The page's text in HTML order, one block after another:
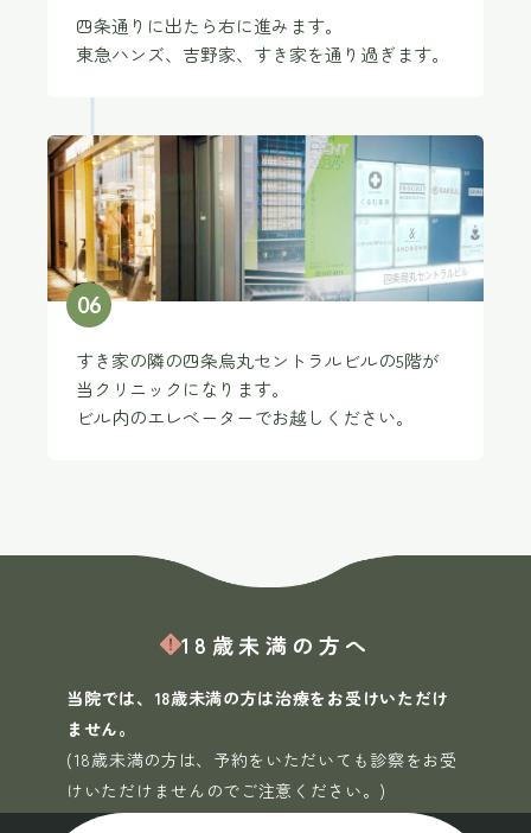
四条通りに出たら右に進みます。
東急ハンズ、吉野家、すき家を通り過ぎます。
06
すき家の隣の四条烏丸セントラルビルの5階が
当クリニックになります。
ビル内のエレベーターでお越しください。
18歳未満の方へ
当院では、18歳未満の方は治療をお受けいただけ
ません。
(18歳未満の方は、予約をいただいても診察をお受
けいただけませんのでご注意ください。)